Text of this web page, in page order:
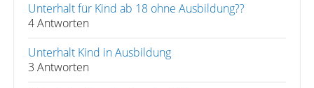
Unterhalt für Kind ab 18 ohne Ausbildung??
4 Antworten
Unterhalt Kind in Ausbildung
3 Antworten